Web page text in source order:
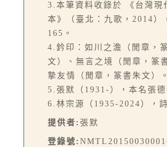
3.本筆資料收錄於 《台灣現
本》（臺北：九歌，2014）
165。
4.鈐印：如川之澹（閒章，
文）、無言之境（閒章，篆
摯友情（閒章，篆書朱文）。
5.張默（1931-），本名張德
6.林宗源（1935-2024），詩
提供者: 張默
登錄號: